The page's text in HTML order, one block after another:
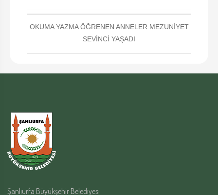
OKUMA YAZMA ÖĞRENEN ANNELER MEZUNİYET
SEVİNCİ YAŞADI
Şanlıurfa Büyükşehir Belediyesi